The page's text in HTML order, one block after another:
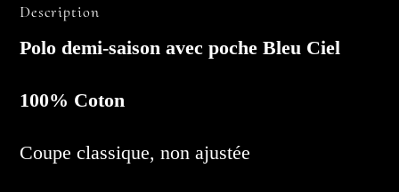
Description
Polo demi-saison avec poche Bleu Ciel
100% Coton
Coupe classique, non ajustée